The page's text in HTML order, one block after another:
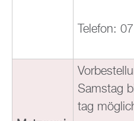
Te­le­fon:
Sams­tag
tag